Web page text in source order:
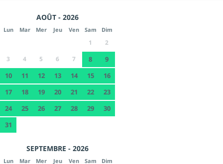
AOÛT - 2026
Lun Mar Mer Jeu Ven Sam Dim
1
2
3
4 5 6 7 8
9
10
11 12 13 14 15
16
17
18 19 20 21 22
23
24
25 26 27 28 29
30
31
SEPTEMBRE - 2026
Lun Mar Mer Jeu Ven Sam Dim